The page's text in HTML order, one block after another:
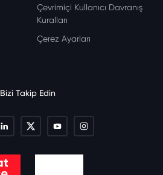
Çevrimiçi Kullanıcı Davranış
Kuralları
Çerez Ayarları
Bizi Takip Edin